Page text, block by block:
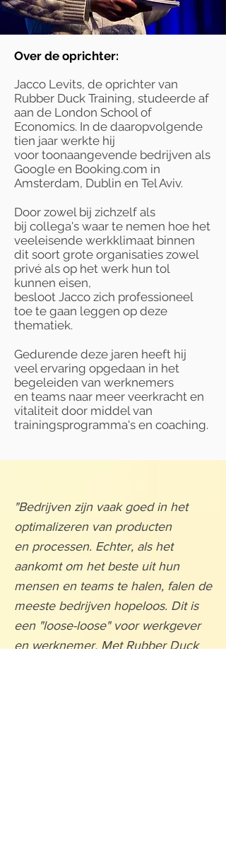
Over de oprichter:
Jacco Levits, de oprichter van
Rubber Duck Training, studeerde af
aan de London School of
Economics. In de daaropvolgende
tien jaar werkte hij
voor toonaangevende bedrijven als
Google en Booking.com in
Amsterdam, Dublin en Tel Aviv.
Door zowel bij zichzelf als
bij collega's waar te nemen hoe het
veeleisende werkklimaat binnen
dit soort grote organisaties zowel
privé als op het werk hun tol
kunnen eisen,
besloot Jacco zich professioneel
toe te gaan leggen op deze
thematiek.
Gedurende deze jaren heeft hij
veel ervaring opgedaan in het
begeleiden van werknemers
en teams naar meer veerkracht en
vitaliteit door middel van
trainingsprogramma's en coaching.
"Bedrijven zijn vaak goed in het
optimalizeren van producten
en processen. Echter, als het
aankomt om het beste uit hun
mensen en teams te halen, falen de
meeste bedrijven hopeloos. Dit is
een "loose-loose" voor werkgever
en werknemer. Met Rubber Duck